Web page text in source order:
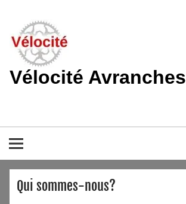
content
Vélocité Avranches
Qui sommes-nous?